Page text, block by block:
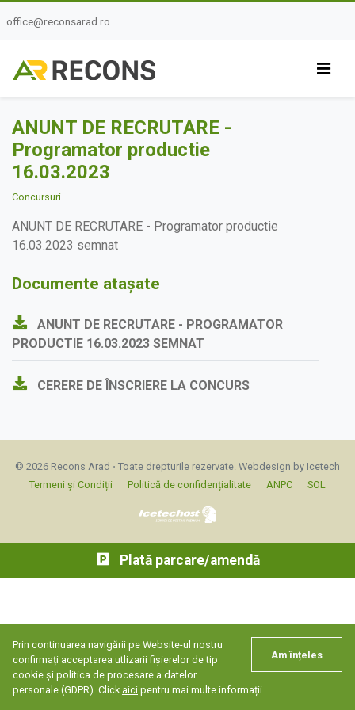
office@reconsarad.ro
ANUNT DE RECRUTARE -
Programator productie
16.03.2023
Concursuri
ANUNT DE RECRUTARE - Programator productie
16.03.2023 semnat
Documente atașate
ANUNT DE RECRUTARE - PROGRAMATOR
PRODUCTIE 16.03.2023 SEMNAT
CERERE DE ÎNSCRIERE LA CONCURS
© 2026 Recons Arad ⋅ Toate drepturile rezervate. Webdesign by Icetech
Termeni și Condiții
Politică de confidențialitate ANPC SOL
Plată parcare/amendă
Am înțeles
Prin continuarea navigării pe Website-ul nostru
confirmați acceptarea utlizarii fișierelor de tip
cookie și politica de procesare a datelor
personale (GDPR). Click aici pentru mai multe informații.